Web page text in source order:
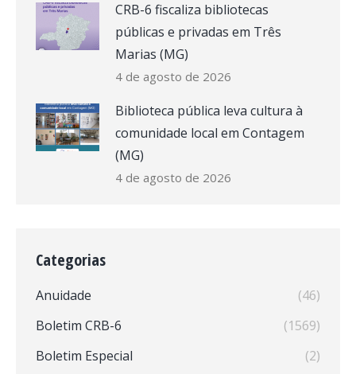
CRB-6 fiscaliza bibliotecas
públicas e privadas em Três
Marias (MG)
4 de agosto de 2026
Biblioteca pública leva cultura à
comunidade local em Contagem
(MG)
4 de agosto de 2026
Categorias
Anuidade
(46)
Boletim CRB-6
(1569)
Boletim Especial
(2)